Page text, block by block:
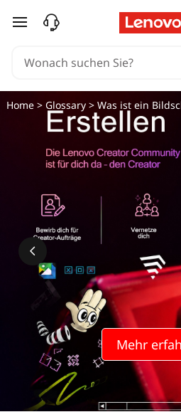
zum Hauptinhalt springen
Mehr
Home> Glossary> Was ist ein